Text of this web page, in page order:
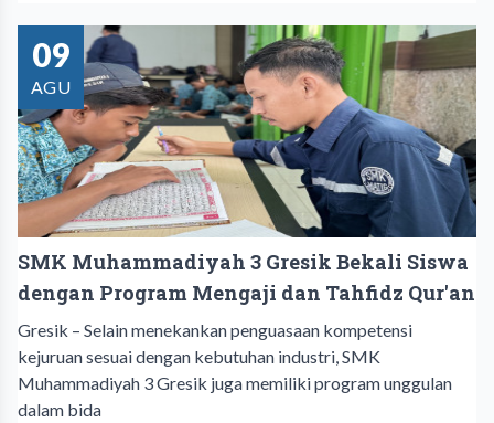
09
AGU
SMK Muhammadiyah 3 Gresik Bekali Siswa
dengan Program Mengaji dan Tahfidz Qur'an
Gresik – Selain menekankan penguasaan kompetensi
kejuruan sesuai dengan kebutuhan industri, SMK
Muhammadiyah 3 Gresik juga memiliki program unggulan
dalam bida